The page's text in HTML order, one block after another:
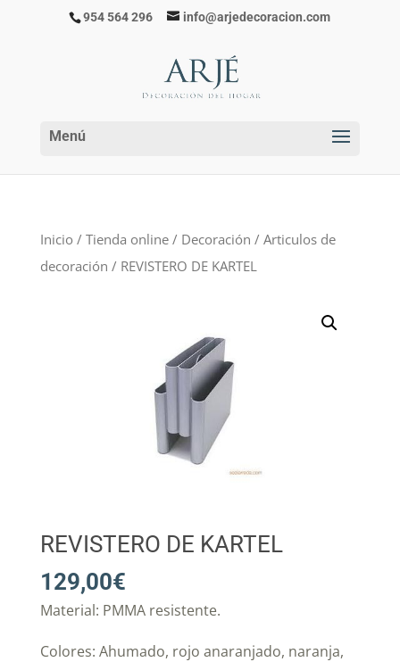
954 564 296 info@arjedecoracion.com
Inicio / Tienda online/ Decoración / Articulos de
decoración / REVISTERO DE KARTEL
REVISTERO DE KARTEL
129,00€
Material: PMMA resistente.
Colores: Ahumado, rojo anaranjado, naranja,